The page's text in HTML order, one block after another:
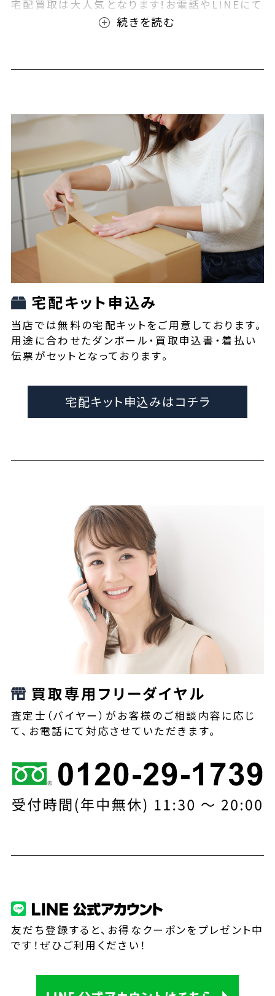
宅配買取は大人気となります!お電話やLINEにて
事前査定が可能となっております！また無料の宅
宅配キット申込み
当店では無料の宅配キットをご用意しております。
用途に合わせたダンボール・買取申込書・着払い
伝票がセットとなっております。
宅配キット申込みはコチラ
買取専用フリーダイヤル
査定士（バイヤー）がお客様のご相談内容に応じ
て、お電話にて対応させていただきます。
友だち登録すると、お得なクーポンをプレゼント中
です！ぜひご利用ください！